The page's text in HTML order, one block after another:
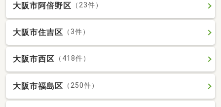
大阪市阿倍野区 （23件）
大阪市住吉区 （3件）
大阪市西区 （418件）
大阪市福島区 （250件）